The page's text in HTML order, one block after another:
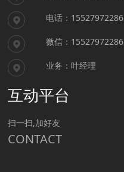
电话：15527972286
微信：15527972286
业务：叶经理
互动平台
扫一扫,加好友
CONTACT